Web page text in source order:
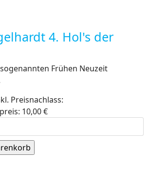
4. Hol's der
Frühen Neuzeit
Preisnachlass:
10,00 €